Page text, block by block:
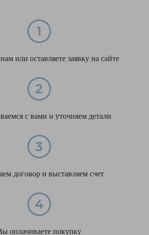
или оставляете заявку на сайте
с вами и уточняем детали
договор и выставляем счет
оплачиваете покупку